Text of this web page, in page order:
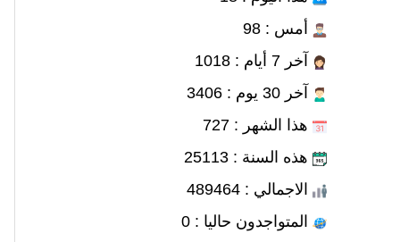
أمس : 98
آخر 7 أيام : 1018
آخر 30 يوم : 3406
هذا الشهر : 727
هذه السنة : 25113
الاجمالي : 489464
المتواجدون حاليا : 0